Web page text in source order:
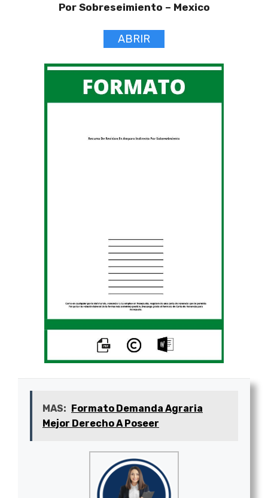
Por Sobreseimiento – Mexico
ABRIR
MAS: Formato Demanda Agraria
Mejor Derecho A Poseer